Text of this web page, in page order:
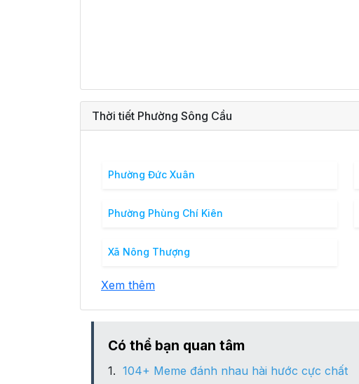
Thời tiết Phường Sông Cầu
Phường Đức Xuân
Phường Phùng Chí Kiên
Xã Nông Thượng
Xem thêm
Có thể bạn quan tâm
104+ Meme đánh nhau hài hước cực chất